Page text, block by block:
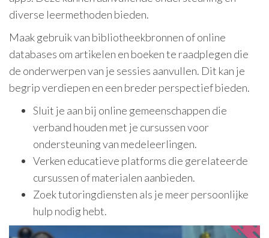
diverse leermethoden bieden.
Maak gebruik van bibliotheekbronnen of online
databases om artikelen en boeken te raadplegen die
de onderwerpen van je sessies aanvullen. Dit kan je
begrip verdiepen en een breder perspectief bieden.
Sluit je aan bij online gemeenschappen die
verband houden met je cursussen voor
ondersteuning van medeleerlingen.
Verken educatieve platforms die gerelateerde
cursussen of materialen aanbieden.
Zoek tutoringdiensten als je meer persoonlijke
hulp nodig hebt.